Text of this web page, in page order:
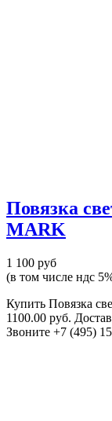
Повязка
MARK
1 100 руб
(в том числе ндс
Купить Повязка
1100.00 руб.
Звоните +7 (495)